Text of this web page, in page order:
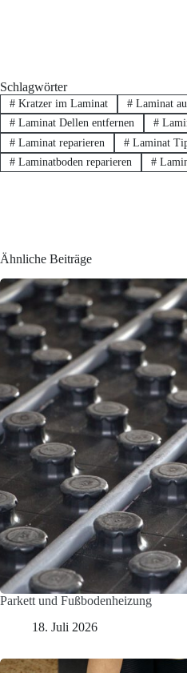
Schlagwörter
#Kratzer im Laminat #Laminat
#Laminat Dellen entfernen #
#Laminat reparieren #Laminat
#Laminatboden reparieren #
Ähnliche Beiträge
Parkett und Fußbodenheizung
18. Juli 2026